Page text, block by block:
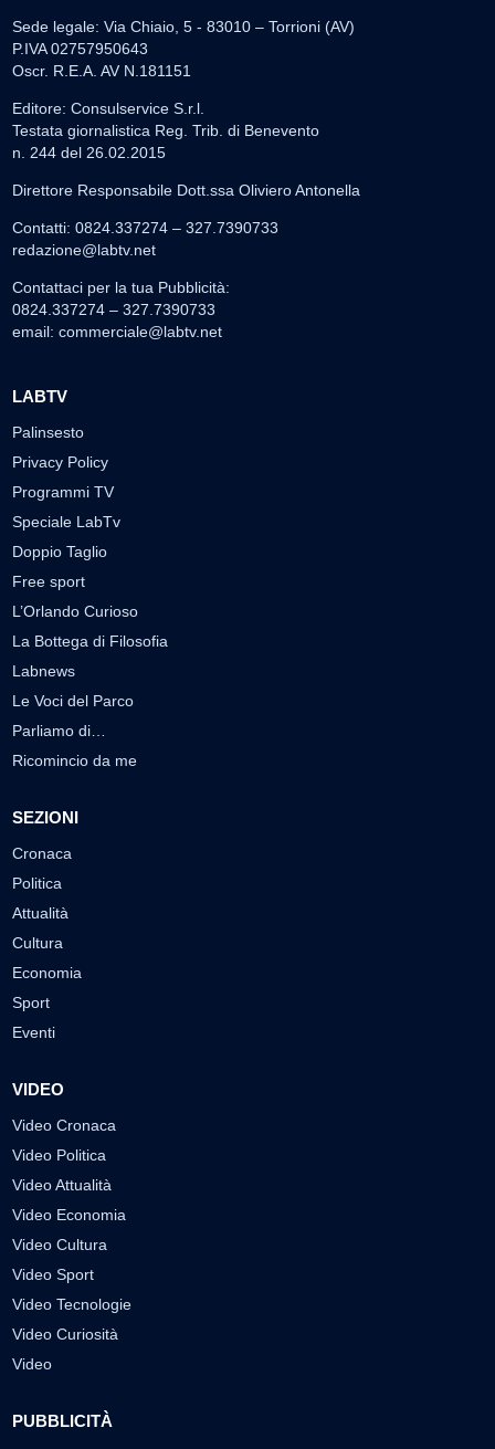
Sede legale: Via Chiaio, 5 - 83010 – Torrioni (AV)
P.IVA 02757950643
Oscr. R.E.A. AV N.181151
Editore: Consulservice S.r.l.
Testata giornalistica Reg. Trib. di Benevento
n. 244 del 26.02.2015
Direttore Responsabile Dott.ssa Oliviero Antonella
Contatti: 0824.337274 – 327.7390733
redazione@labtv.net
Contattaci per la tua Pubblicità:
0824.337274 – 327.7390733
email: commerciale@labtv.net
LABTV
Palinsesto
Privacy Policy
Programmi TV
Speciale LabTv
Doppio Taglio
Free sport
L’Orlando Curioso
La Bottega di Filosofia
Labnews
Le Voci del Parco
Parliamo di…
Ricomincio da me
SEZIONI
Cronaca
Politica
Attualità
Cultura
Economia
Sport
Eventi
VIDEO
Video Cronaca
Video Politica
Video Attualità
Video Economia
Video Cultura
Video Sport
Video Tecnologie
Video Curiosità
Video
PUBBLICITÀ